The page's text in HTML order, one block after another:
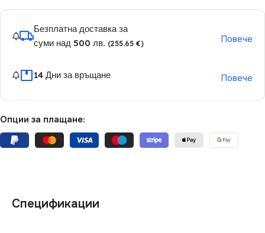
Безплатна доставка за
суми над 500 лв. (255.65 €) Повече
14 Дни за връщане Повече
Опции за плащане:
Спецификации